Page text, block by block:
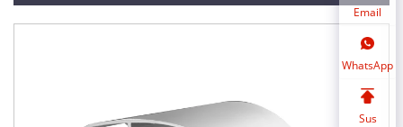
Email
WhatsApp
Sus